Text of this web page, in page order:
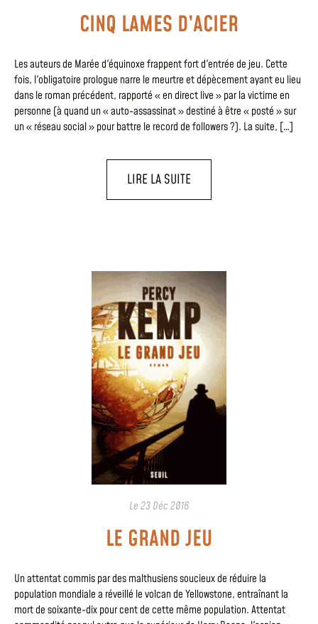
CINQ LAMES D’ACIER
Les auteurs de Marée d'équinoxe frappent fort d'entrée de jeu. Cette
fois, l'obligatoire prologue narre le meurtre et dépècement ayant eu lieu
dans le roman précédent, rapporté « en direct live » par la victime en
personne (à quand un « auto-assassinat » destiné à être « posté » sur
un « réseau social » pour battre le record de followers ?). La suite, […]
LIRE LA SUITE
Le23 Déc 2016
LE GRAND JEU
Un attentat commis par des malthusiens soucieux de réduire la
population mondiale a réveillé le volcan de Yellowstone, entraînant la
mort de soixante-dix pour cent de cette même population. Attentat